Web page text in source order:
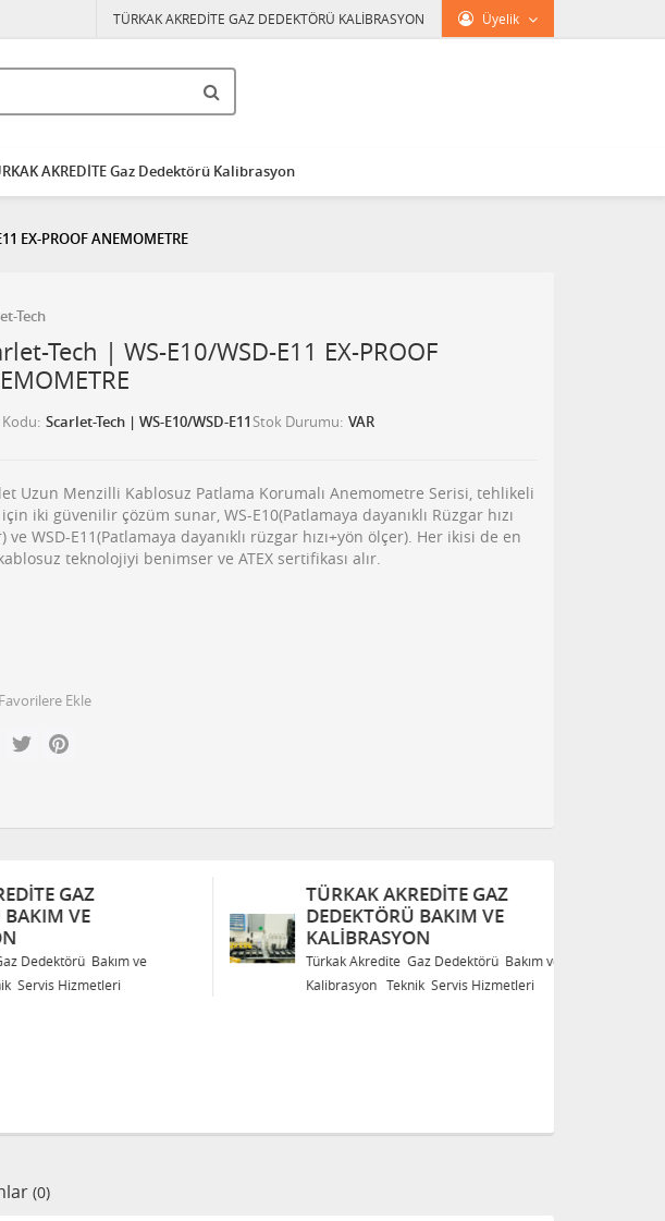
Üyelik
TÜRKAK AKREDİTE GAZ DEDEKTÖRÜ KALİBRASYON
AKREDİTE Gaz Dedektörü Kalibrasyon
EX-PROOF ANEMOMETRE
Tech
Tech | WS-E10/WSD-E11 EX-PROOF
Scarlet-Tech | WS-E10/WSD-E11 Stok Durumu VAR
Uzun Menzilli Kablosuz Patlama Korumalı Anemometre Serisi, tehlikeli
iki güvenilir çözüm sunar, WS-E10(Patlamaya dayanıklı Rüzgar hızı
ve WSD-E11(Patlamaya dayanıklı rüzgar hızı+yön ölçer). Her ikisi de en
teknolojiyi benimser ve ATEX sertifikası alır.
Favorilere Ekle
Facebook
Twitter
Bakım ve
TÜRKAK AKREDITE GAZ
DEDEKTÖRÜ BAKIM VE
KALIBRASYON
Türkak Akredite Gaz Dedektörü Bakım ve
Kalibrasyon Teknik Servis Hizmetleri
(0)